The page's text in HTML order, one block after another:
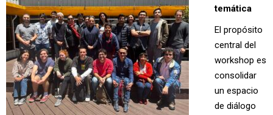
temática
El propósito
central del
workshop es
consolidar
un espacio
de diálogo